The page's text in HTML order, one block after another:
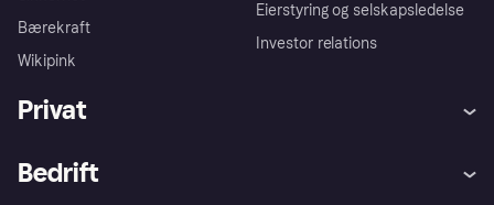
Bærekraft
Wikipink
Eierstyring og selskapsledelse
Investor relations
Privat
Bedrift